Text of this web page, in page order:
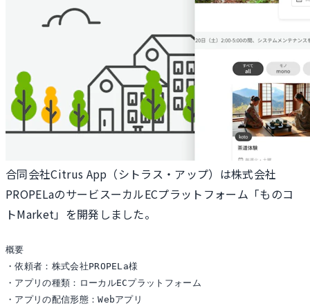
合同会社Citrus App（シトラス・アップ）は株式会社
PROPELaのサービスーカルECプラットフォーム「ものコ
トMarket」を開発しました。
概要
・依頼者：株式会社PROPELa様
・アプリの種類：ローカルECプラットフォーム
・アプリの配信形態：Webアプリ